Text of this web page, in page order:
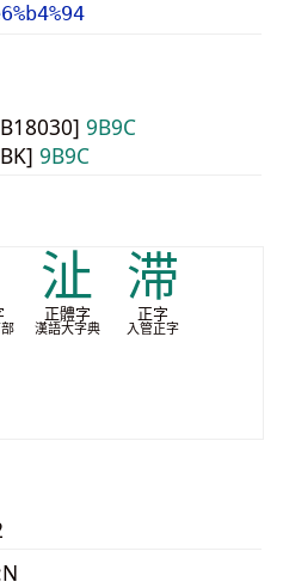
9B9C
9B9C
沚
正體字
漢語大字典
滞
正字
入管正字